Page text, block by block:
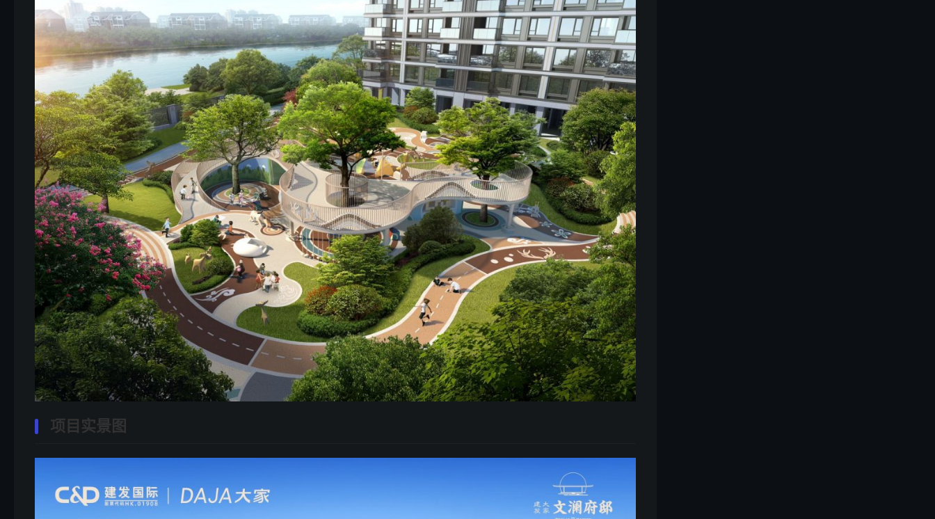
项目实景图